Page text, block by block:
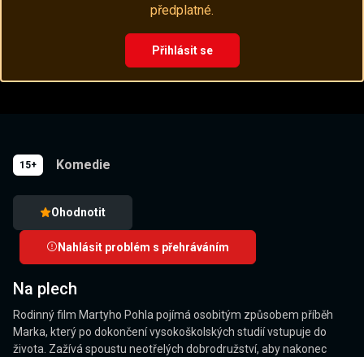
předplatné.
Přihlásit se
15+ Komedie
Ohodnotit
Nahlásit problém s přehráváním
Na plech
Rodinný film Martyho Pohla pojímá osobitým způsobem příběh
Marka, který po dokončení vysokoškolských studií vstupuje do
života. Zažívá spoustu neotřelých dobrodružství, aby nakonec